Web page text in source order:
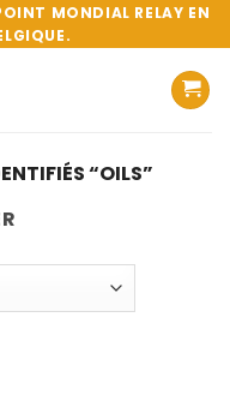
MONDIAL RELAY EN
“OILS”